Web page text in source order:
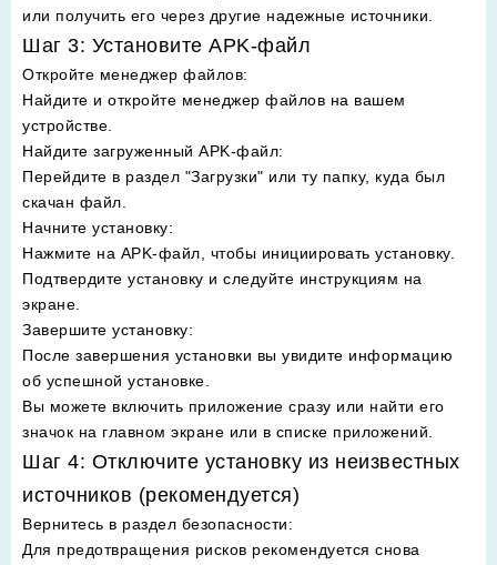
или получить его через другие надежные источники.
Шаг 3: Установите APK-файл
Откройте менеджер файлов:
Найдите и откройте менеджер файлов на вашем
устройстве.
Найдите загруженный APK-файл:
Перейдите в раздел "Загрузки" или ту папку, куда был
скачан файл.
Начните установку:
Нажмите на APK-файл, чтобы инициировать установку.
Подтвердите установку и следуйте инструкциям на
экране.
Завершите установку:
После завершения установки вы увидите информацию
об успешной установке.
Вы можете включить приложение сразу или найти его
значок на главном экране или в списке приложений.
Шаг 4: Отключите установку из неизвестных
источников (рекомендуется)
Вернитесь в раздел безопасности:
Для предотвращения рисков рекомендуется снова